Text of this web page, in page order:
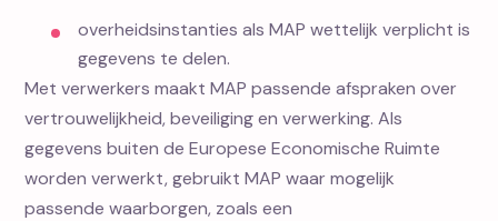
overheidsinstanties als MAP wettelijk verplicht is
gegevens te delen.
Met verwerkers maakt MAP passende afspraken over
vertrouwelijkheid, beveiliging en verwerking. Als
gegevens buiten de Europese Economische Ruimte
worden verwerkt, gebruikt MAP waar mogelijk
passende waarborgen, zoals een